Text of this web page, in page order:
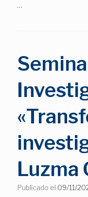
…
Luzma
Publicado el 09/11/